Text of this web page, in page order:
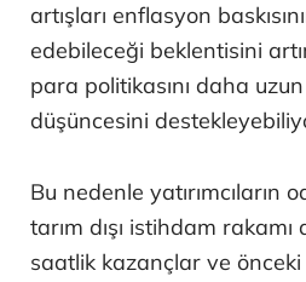
artışları enflasyon
edebileceği beklentisini
para politikasını daha
düşüncesini
Bu nedenle yatırımcıların
tarım dışı istihdam rakamı
saatlik kazançlar ve